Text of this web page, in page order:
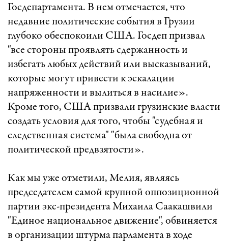
Госдепартамента. В нем отмечается, что
недавние политические события в Грузии
глубоко обеспокоили США. Госдеп призвал
"все стороны проявлять сдержанность и
избегать любых действий или высказываний,
которые могут привести к эскалации
напряженности и вылиться в насилие».
Кроме того, США призвали грузинские власти
создать условия для того, чтобы "судебная и
следственная система" "была свободна от
политической предвзятости».
Как мы уже отметили, Мелия, являясь
председателем самой крупной оппозиционной
партии экс-президента Михаила Саакашвили
"Единое национальное движение", обвиняется
в организации штурма парламента в ходе